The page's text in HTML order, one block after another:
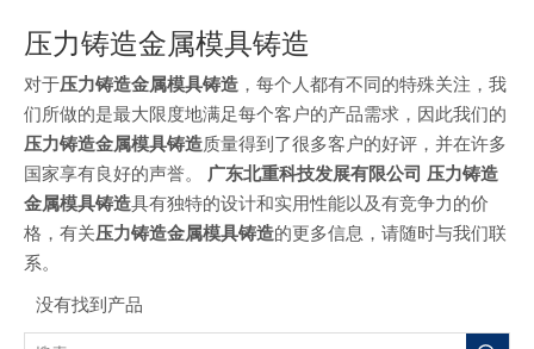
压力铸造金属模具铸造
对于压力铸造金属模具铸造 ，每个人都有不同的特殊关注，我
们所做的是最大限度地满足每个客户的产品需求，因此我们的
压力铸造金属模具铸造质量得到了很多客户的好评，并在许多
国家享有良好的声誉。 广东北重科技发展有限公司 压力铸造
金属模具铸造具有独特的设计和实用性能以及有竞争力的价
格，有关压力铸造金属模具铸造的更多信息，请随时与我们联
系。
没有找到产品